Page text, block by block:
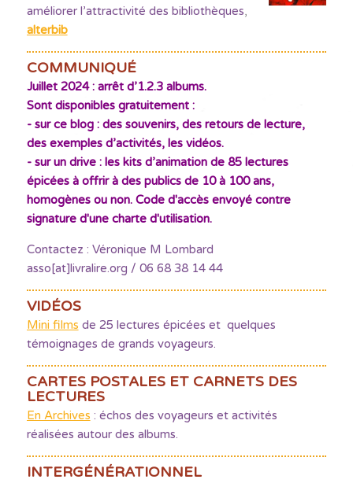
améliorer l’attractivité des bibliothèques,
alterbib
COMMUNIQUÉ
Juillet 2024 : arrêt d’1.2.3 albums.
Sont disponibles gratuitement :
- sur ce blog : des souvenirs, des retours de lecture,
des exemples d’activités, les vidéos.
- sur un drive : les kits d’animation de 85 lectures
épicées à offrir à des publics de 10 à 100 ans,
homogènes ou non. Code d'accès envoyé contre
signature d'une charte d'utilisation.
Contactez : Véronique M Lombard
asso[at]livralire.org / 06 68 38 14 44
VIDÉOS
Mini films de 25 lectures épicées et quelques
témoignages de grands voyageurs.
CARTES POSTALES ET CARNETS DES
LECTURES
En Archives : échos des voyageurs et activités
réalisées autour des albums.
INTERGÉNÉRATIONNEL